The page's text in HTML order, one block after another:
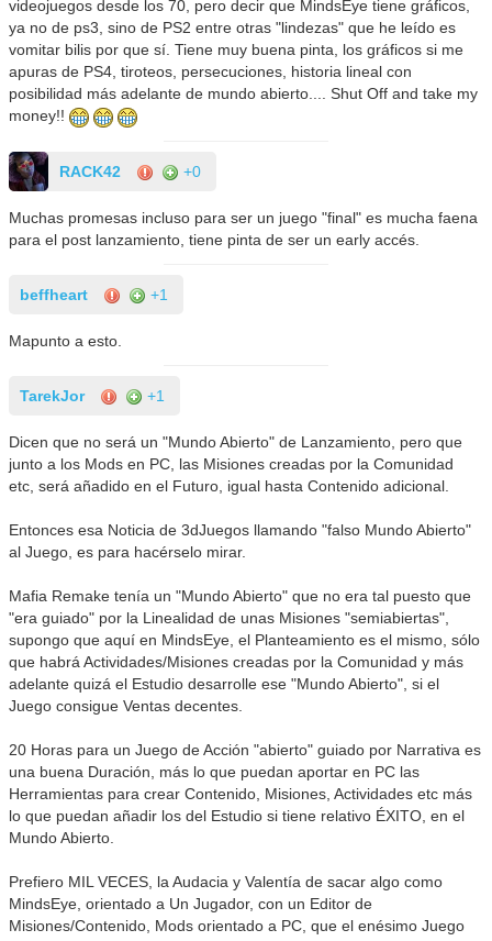
videojuegos desde los 70, pero decir que MindsEye tiene gráficos,
ya no de ps3, sino de PS2 entre otras "lindezas" que he leído es
vomitar bilis por que sí. Tiene muy buena pinta, los gráficos si me
apuras de PS4, tiroteos, persecuciones, historia lineal con
posibilidad más adelante de mundo abierto.... Shut Off and take my
money!!
RACK42 +0
Muchas promesas incluso para ser un juego "final" es mucha faena
para el post lanzamiento, tiene pinta de ser un early accés.
beffheart +1
Mapunto a esto.
TarekJor +1
Dicen que no será un "Mundo Abierto" de Lanzamiento, pero que
junto a los Mods en PC, las Misiones creadas por la Comunidad
etc, será añadido en el Futuro, igual hasta Contenido adicional.
Entonces esa Noticia de 3dJuegos llamando "falso Mundo Abierto"
al Juego, es para hacérselo mirar.
Mafia Remake tenía un "Mundo Abierto" que no era tal puesto que
"era guiado" por la Linealidad de unas Misiones "semiabiertas",
supongo que aquí en MindsEye, el Planteamiento es el mismo, sólo
que habrá Actividades/Misiones creadas por la Comunidad y más
adelante quizá el Estudio desarrolle ese "Mundo Abierto", si el
Juego consigue Ventas decentes.
20 Horas para un Juego de Acción "abierto" guiado por Narrativa es
una buena Duración, más lo que puedan aportar en PC las
Herramientas para crear Contenido, Misiones, Actividades etc más
lo que puedan añadir los del Estudio si tiene relativo ÉXITO, en el
Mundo Abierto.
Prefiero MIL VECES, la Audacia y Valentía de sacar algo como
MindsEye, orientado a Un Jugador, con un Editor de
Misiones/Contenido, Mods orientado a PC, que el enésimo Juego